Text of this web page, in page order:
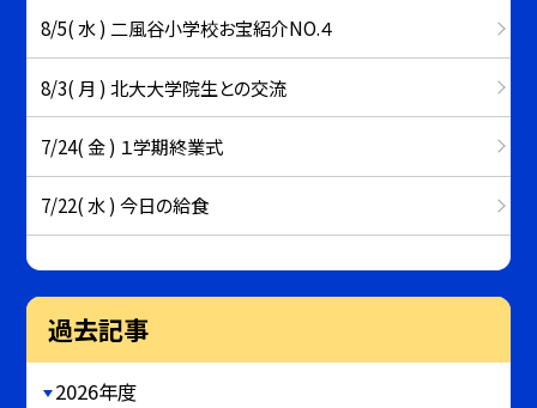
8/5( 水 ) 二風谷小学校お宝紹介NO.４
8/3( 月 ) 北大大学院生との交流
7/24( 金 ) １学期終業式
7/22( 水 ) 今日の給食
過去記事
2026年度